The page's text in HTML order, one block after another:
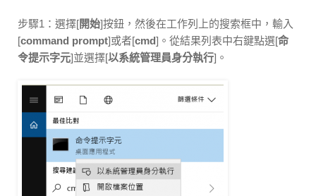
步驟1：選擇[開始]按鈕，然後在工作列上的搜索框中，輸入
[command prompt]或者[cmd]。從結果列表中右鍵點選[命
令提示字元]並選擇[以系統管理員身分執行]。